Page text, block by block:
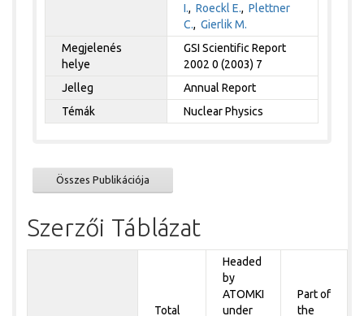
I.,Roeckl E.,Plettner
C.,Gierlik M.
Megjelenés
helye
GSI Scientific Report
2002 0 (2003) 7
Jelleg
Annual Report
Témák
Nuclear Physics
Összes Publikációja
Szerzői Táblázat
Total
Headed
by
ATOMKI
under
Part of
the